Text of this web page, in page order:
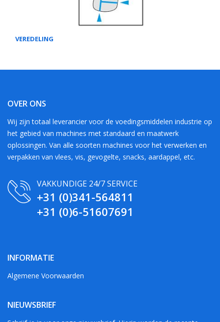
VEREDELING
OVER ONS
Wij zijn totaal leverancier voor de voedingsmiddelen industrie op
het gebied van machines met standaard en maatwerk
oplossingen. Van alle soorten machines voor het verwerken en
verpakken van vlees, vis, gevogelte, snacks, aardappel, etc.
VAKKUNDIGE 24/7 SERVICE
+31 (0)341-564811
+31 (0)6-51607691
INFORMATIE
Algemene Voorwaarden
NIEUWSBRIEF